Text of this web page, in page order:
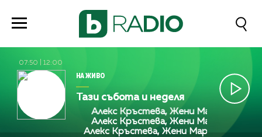
07:50 12:00
НА ЖИВО
Тази събота и неделя
Алекс Кръстева, Жени Марчева и
Алекс Кръстева, Жени Марчева и
Алекс Кръстева, Жени Марчева и